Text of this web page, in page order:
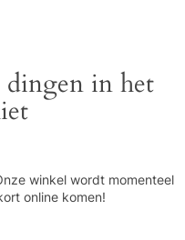
in het
winkel wordt momenteel
online komen!